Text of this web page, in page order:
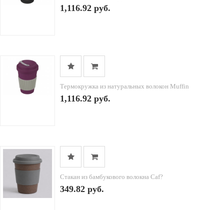
1,116.92 руб.
Термокружка из натуральных волокон Muffin
1,116.92 руб.
Стакан из бамбукового волокна Caf?
349.82 руб.